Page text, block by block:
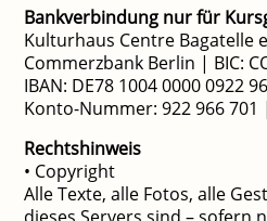
Bankverbindung nur für
Kulturhaus Centre Bagatelle
Commerzbank Berlin | BIC:
IBAN: DE78 1004 0000 0922
Konto-Nummer: 922 966 701
Rechtshinweis
• Copyright
Alle Texte, alle Fotos, alle